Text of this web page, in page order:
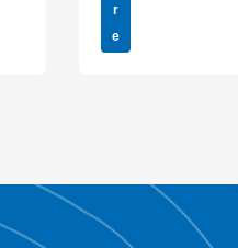
r
e